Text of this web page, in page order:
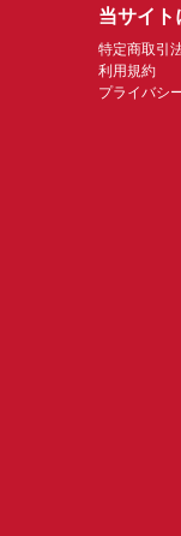
当サイト
特定商取引
利用規約
プライバシ